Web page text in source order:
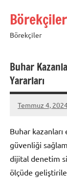
Börekçiler
Börekçiler
Buhar
Yararları
Temmuz 4,
Buhar
güvenliği
dijital denetim
ölçüde